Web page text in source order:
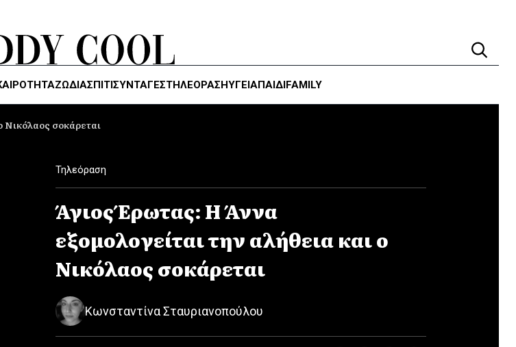
ΖΏΔΙΑΣΠΙΤΙΣΥΝΤΑΓΕΣΤΗΛΕΌΡΑΣΗΥΓΕΊΑΠΑΙΔΙFAMILY
Νικόλαος σοκάρεται
Τηλεόραση
Άγιος Έρωτας: Η Άννα
εξομολογείται την αλήθεια και ο
Νικόλαος σοκάρεται
Κωνσταντίνα Σταυριανοπούλου